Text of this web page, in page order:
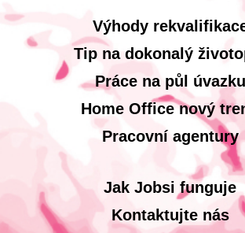
Výhody
Tip na dokonalý
Práce na půl úvazku
Home Office nový
Pracovní agentury
Jak Jobsi funguje
Kontaktujte nás